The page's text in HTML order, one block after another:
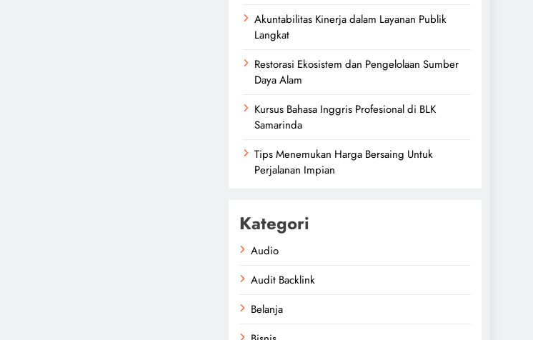
Akuntabilitas Kinerja dalam Layanan Publik
Langkat
Restorasi Ekosistem dan Pengelolaan Sumber
Daya Alam
Kursus Bahasa Inggris Profesional di BLK
Samarinda
Tips Menemukan Harga Bersaing Untuk
Perjalanan Impian
Kategori
Audio
Audit Backlink
Belanja